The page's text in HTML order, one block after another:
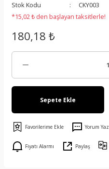
Stok Kodu
CKY003
*15,02 ₺ den başlayan taksitlerle!
180,18 ₺
Sepete Ekle
Yorum Yaz
Fiyatı Alarmı Paylaş